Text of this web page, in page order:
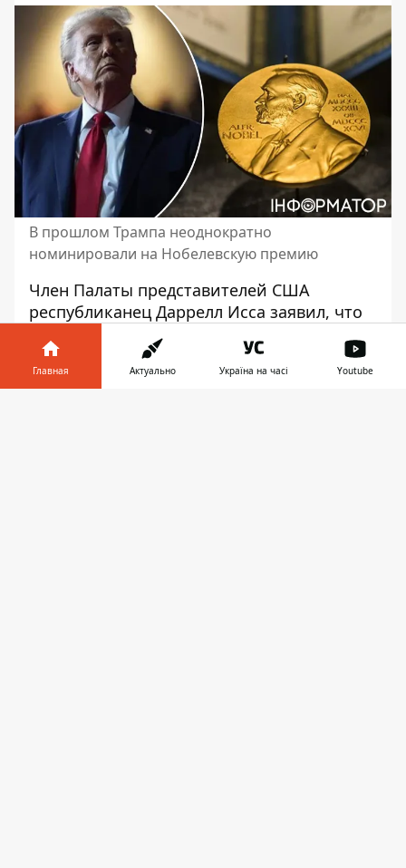
В прошлом Трампа неоднократно
номинировали на Нобелевскую премию
Член Палаты представителей США
республиканец Даррелл Исса заявил, что
будет выдвигать президента США
Дональда Трампа на соискание
Нобелевской премии мира. В частности,
Главная Актуально Україна на часі Youtube